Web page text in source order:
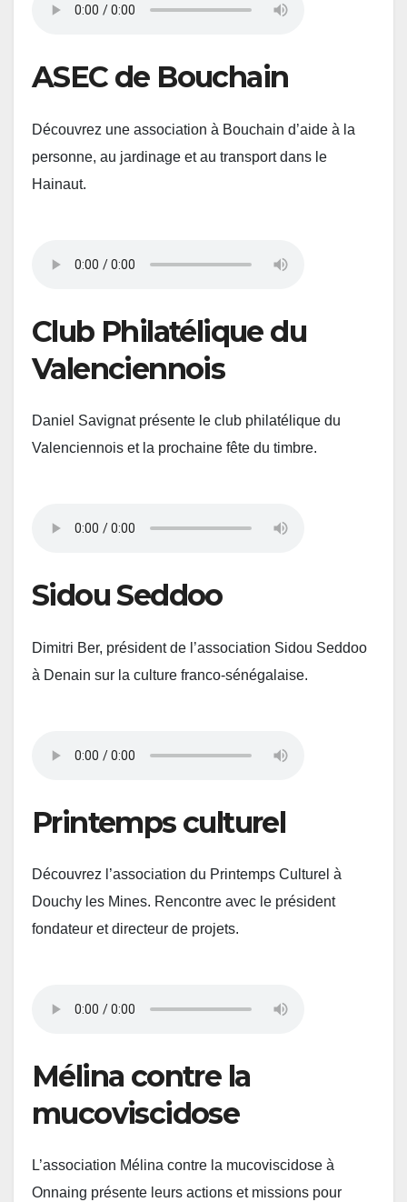
ASEC de Bouchain
Découvrez une association à Bouchain d’aide à la
personne, au jardinage et au transport dans le
Hainaut.
Club Philatélique du
Valenciennois
Daniel Savignat présente le club philatélique du
Valenciennois et la prochaine fête du timbre.
Sidou Seddoo
Dimitri Ber, président de l’association Sidou Seddoo
à Denain sur la culture franco-sénégalaise.
Printemps culturel
Découvrez l’association du Printemps Culturel à
Douchy les Mines. Rencontre avec le président
fondateur et directeur de projets.
Mélina contre la
mucoviscidose
L’association Mélina contre la mucoviscidose à
Onnaing présente leurs actions et missions pour